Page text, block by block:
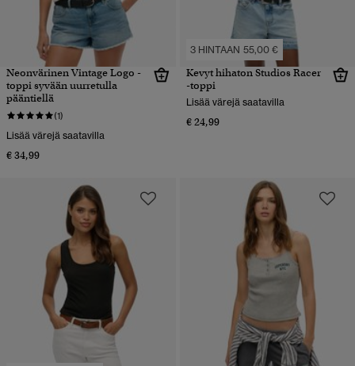
Neonvärinen Vintage Logo -
toppi syvään uurretulla
pääntiellä
(1)
Lisää värejä saatavilla
€ 34,99
3 HINTAAN 55,00 €
Kevyt hihaton Studios Racer
-toppi
Lisää värejä saatavilla
€ 24,99